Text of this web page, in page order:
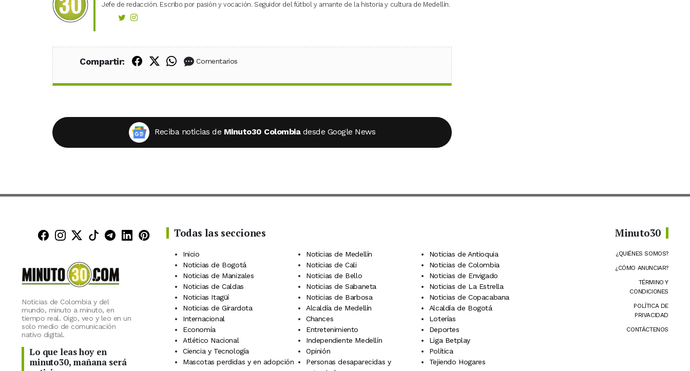
Jefe de redacción. Escribo por pasión y vocación. Seguidor del fútbol y amante de la historia y cultura de Medellín.
Compartir: Compartir en Facebook
Compartir en X (Twitter)
Compartir en WhatsApp
Comentarios
Reciba noticias de Minuto30 Colombia desde Google News
Minuto30 en Facebook
Minuto30 en Instagram
Minuto30 en X (Twitter)
Minuto30 en TikTok
Canal de Minuto30 en Telegram
Minuto30 en LinkedIn
Minuto30 en Pinterest
Noticias de Colombia y del
mundo, minuto a minuto, en
tiempo real. Oigo, veo y leo en un
solo medio de comunicación
nativo digital.
Lo que leas hoy en
minuto30, mañana será
Todas las secciones
Inicio Noticias de Medellín
Noticias de Antioquia
Noticias de Bogotá
Noticias de Cali
Noticias de Colombia
Noticias de Manizales
Noticias de Bello
Noticias de Envigado
Noticias de Caldas
Noticias de Sabaneta
Noticias de La Estrella
Noticias Itagüí
Noticias de Barbosa
Noticias de Copacabana
Noticias de Girardota
Alcaldía de Medellín
Alcaldía de Bogotá
Internacional
Chances
Loterías
Economía
Entretenimiento
Deportes
Atlético Nacional
Independiente Medellín
Liga Betplay
Ciencia y Tecnología
Opinión
Política
Mascotas perdidas y en adopción
Personas desaparecidas y
Tejiendo Hogares
Minuto30
¿QUIÉNES SOMOS?
¿CÓMO ANUNCIAR?
TÉRMINO Y
CONDICIONES
POLÍTICA DE
PRIVACIDAD
CONTÁCTENOS